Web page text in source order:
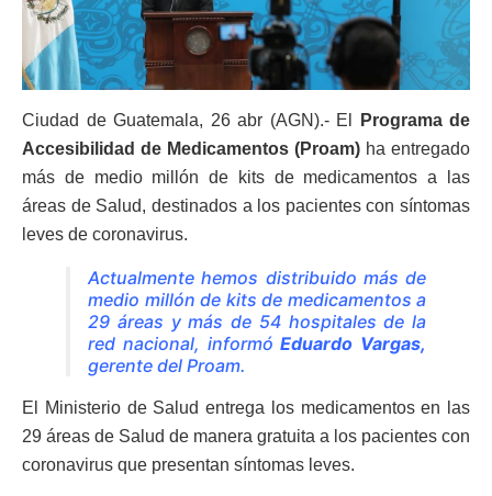
Ciudad de Guatemala, 26 abr (AGN).- El
Programa de
Accesibilidad de Medicamentos (Proam) ha entregado
más de medio millón de kits de medicamentos a las
áreas de Salud, destinados a los pacientes con síntomas
leves de coronavirus.
Actualmente hemos distribuido más de
medio millón de kits de medicamentos a
29 áreas y más de 54 hospitales de la
red nacional, informóEduardo Vargas,
gerente del Proam.
El Ministerio de Salud entrega los medicamentos en las
29 áreas de Salud de manera gratuita a los pacientes con
coronavirus que presentan síntomas leves.